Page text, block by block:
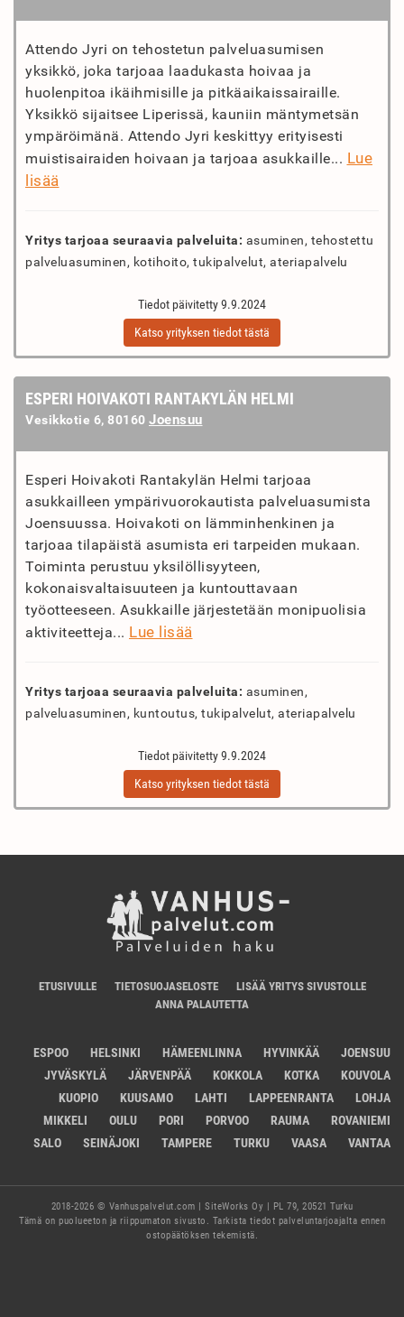
Attendo Jyri on tehostetun palveluasumisen
yksikkö, joka tarjoaa laadukasta hoivaa ja
huolenpitoa ikäihmisille ja pitkäaikaissairaille.
Yksikkö sijaitsee Liperissä, kauniin mäntymetsän
ympäröimänä. Attendo Jyri keskittyy erityisesti
muistisairaiden hoivaan ja tarjoaa asukkaille... Lue
lisää
Yritys tarjoaa seuraavia palveluita: asuminen, tehostettu
palveluasuminen, kotihoito, tukipalvelut, ateriapalvelu
Tiedot päivitetty 9.9.2024
Katso yrityksen tiedot tästä
ESPERI HOIVAKOTI RANTAKYLÄN HELMI
Vesikkotie 6, 80160 Joensuu
Esperi Hoivakoti Rantakylän Helmi tarjoaa
asukkailleen ympärivuorokautista palveluasumista
Joensuussa. Hoivakoti on lämminhenkinen ja
tarjoaa tilapäistä asumista eri tarpeiden mukaan.
Toiminta perustuu yksilöllisyyteen,
kokonaisvaltaisuuteen ja kuntouttavaan
työotteeseen. Asukkaille järjestetään monipuolisia
aktiviteetteja... Lue lisää
Yritys tarjoaa seuraavia palveluita: asuminen,
palveluasuminen, kuntoutus, tukipalvelut, ateriapalvelu
Tiedot päivitetty 9.9.2024
Katso yrityksen tiedot tästä
ETUSIVULLE TIETOSUOJASELOSTE
LISÄÄ YRITYS SIVUSTOLLE
ANNA PALAUTETTA
ESPOO HELSINKI HÄMEENLINNA HYVINKÄÄ
JOENSUU
JYVÄSKYLÄ
JÄRVENPÄÄ KOKKOLA KOTKA
KOUVOLA
KUOPIO
KUUSAMO LAHTI LAPPEENRANTA
LOHJA
MIKKELI
OULU PORI PORVOO RAUMA
ROVANIEMI
SALO
SEINÄJOKI TAMPERE TURKU VAASA VANTAA
2018-2026 © Vanhuspalvelut.com | SiteWorks Oy | PL 79, 20521 Turku
Tämä on puolueeton ja riippumaton sivusto. Tarkista tiedot palveluntarjoajalta ennen
ostopäätöksen tekemistä.